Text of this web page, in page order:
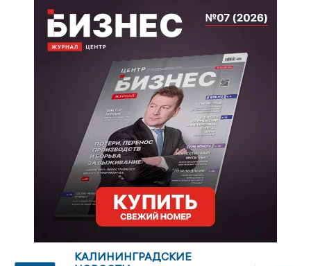
КАЛИНИНГРАДСКИЕ